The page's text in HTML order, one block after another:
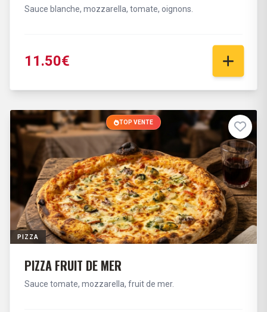
Sauce blanche, mozzarella, tomate, oignons.
11.50€
PIZZA
TOP VENTE
PIZZA FRUIT DE MER
Sauce tomate, mozzarella, fruit de mer.